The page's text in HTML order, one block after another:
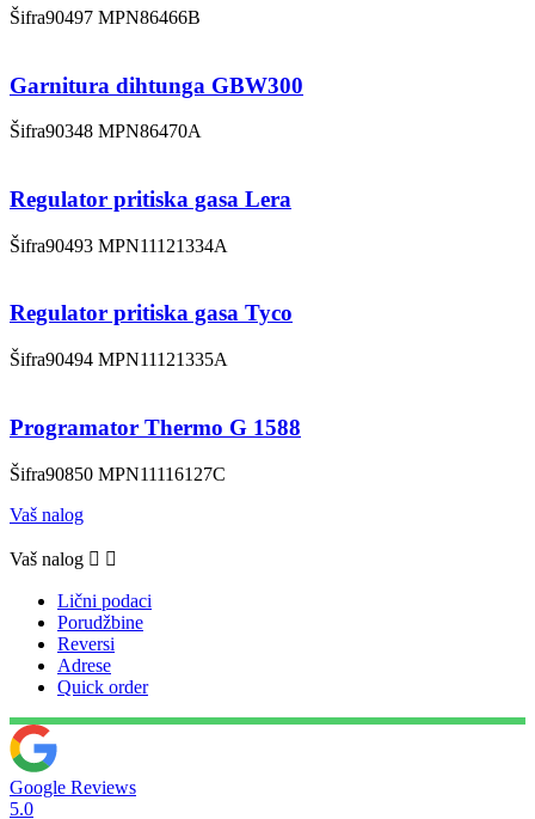
Šifra90497 MPN86466B
Garnitura dihtunga GBW300
Šifra90348 MPN86470A
Regulator pritiska gasa Lera
Šifra90493 MPN11121334A
Regulator pritiska gasa Tyco
Šifra90494 MPN11121335A
Programator Thermo G 1588
Šifra90850 MPN11116127C
Vaš nalog
Vaš nalog  
Lični podaci
Porudžbine
Reversi
Adrese
Quick order
Google Reviews
5.0